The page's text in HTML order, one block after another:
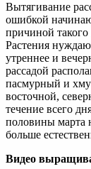
Вытягивание
ошибкой
причиной такого
Растения
утреннее и
рассадой
пасмурный и
восточной,
течение всего
половины марта
больше
Видео